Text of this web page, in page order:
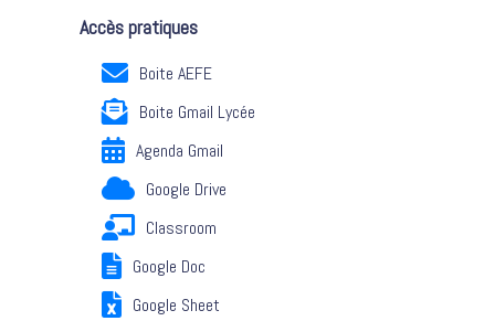
Accès pratiques
Boite AEFE
Boite Gmail Lycée
Agenda Gmail
Google Drive
Classroom
Google Doc
Google Sheet